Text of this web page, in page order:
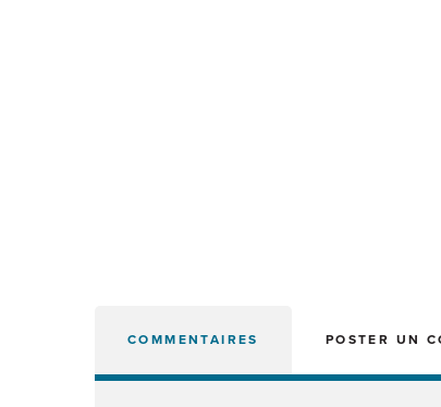
COMMENTAIRES POSTER UN